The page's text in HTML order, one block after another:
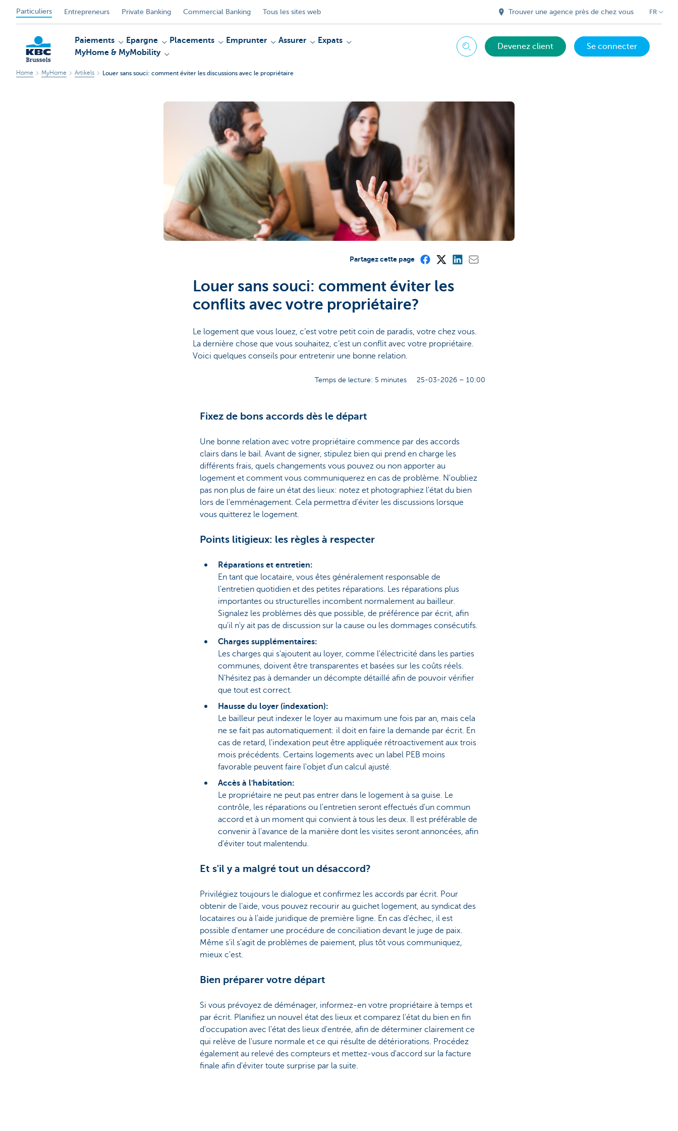
Particuliers Entrepreneurs Private Banking Commercial Banking Tous les sites web Trouver une agence près de chez vous FR
Paiements Epargne Placements Emprunter Assurer
Expats
MyHome & MyMobility
ChercherDevenez client Se connecter
Home MyHome Artikels Louer sans souci: comment éviter les discussions avec le propriétaire
Partagez cette page
Louer sans souci: comment éviter les
conflits avec votre propriétaire?
Le logement que vous louez, c’est votre petit coin de paradis, votre chez vous.
La dernière chose que vous souhaitez, c’est un conflit avec votre propriétaire.
Voici quelques conseils pour entretenir une bonne relation.
Temps de lecture: 5 minutes 25-03-2026 – 10:00
Fixez de bons accords dès le départ
Une bonne relation avec votre propriétaire commence par des accords
clairs dans le bail. Avant de signer, stipulez bien qui prend en charge les
différents frais, quels changements vous pouvez ou non apporter au
logement et comment vous communiquerez en cas de problème. N'oubliez
pas non plus de faire un état des lieux: notez et photographiez l'état du bien
lors de l'emménagement. Cela permettra d'éviter les discussions lorsque
vous quitterez le logement.
Points litigieux: les règles à respecter
Réparations et entretien:
En tant que locataire, vous êtes généralement responsable de
l'entretien quotidien et des petites réparations. Les réparations plus
importantes ou structurelles incombent normalement au bailleur.
Signalez les problèmes dès que possible, de préférence par écrit, afin
qu'il n'y ait pas de discussion sur la cause ou les dommages consécutifs.
Charges supplémentaires:
Les charges qui s'ajoutent au loyer, comme l'électricité dans les parties
communes, doivent être transparentes et basées sur les coûts réels.
N'hésitez pas à demander un décompte détaillé afin de pouvoir vérifier
que tout est correct.
Hausse du loyer (indexation):
Le bailleur peut indexer le loyer au maximum une fois par an, mais cela
ne se fait pas automatiquement: il doit en faire la demande par écrit. En
cas de retard, l'indexation peut être appliquée rétroactivement aux trois
mois précédents. Certains logements avec un label PEB moins
favorable peuvent faire l'objet d'un calcul ajusté.
Accès à l'habitation:
Le propriétaire ne peut pas entrer dans le logement à sa guise. Le
contrôle, les réparations ou l'entretien seront effectués d'un commun
accord et à un moment qui convient à tous les deux. Il est préférable de
convenir à l'avance de la manière dont les visites seront annoncées, afin
d'éviter tout malentendu.
Et s'il y a malgré tout un désaccord?
Privilégiez toujours le dialogue et confirmez les accords par écrit. Pour
obtenir de l'aide, vous pouvez recourir au guichet logement, au syndicat des
locataires ou à l'aide juridique de première ligne. En cas d'échec, il est
possible d'entamer une procédure de conciliation devant le juge de paix.
Même s'il s'agit de problèmes de paiement, plus tôt vous communiquez,
mieux c'est.
Bien préparer votre départ
Si vous prévoyez de déménager, informez-en votre propriétaire à temps et
par écrit. Planifiez un nouvel état des lieux et comparez l'état du bien en fin
d'occupation avec l'état des lieux d'entrée, afin de déterminer clairement ce
qui relève de l'usure normale et ce qui résulte de détériorations. Procédez
également au relevé des compteurs et mettez-vous d'accord sur la facture
finale afin d'éviter toute surprise par la suite.